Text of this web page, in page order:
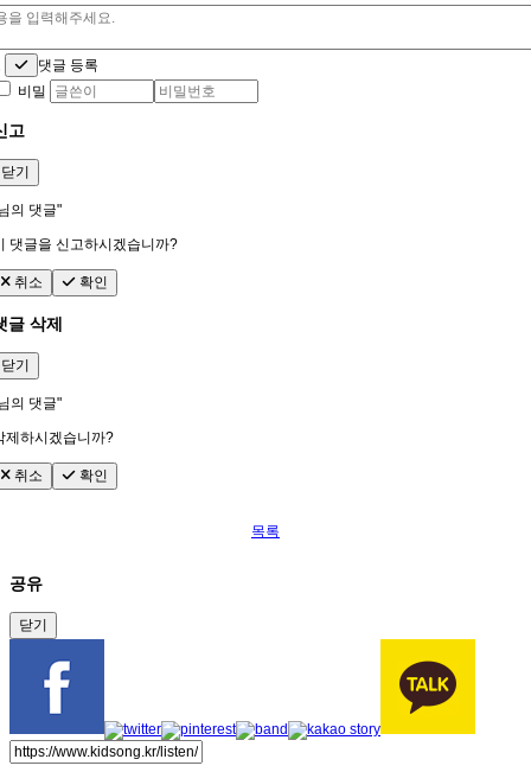
댓글 등록
비밀
고
닫기
의 댓글"
댓글을 신고하시겠습니까?
취소 확인
글 삭제
닫기
의 댓글"
제하시겠습니까?
취소 확인
목록
공유
닫기